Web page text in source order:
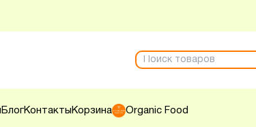
БлогКонтакты Корзина Organic Food